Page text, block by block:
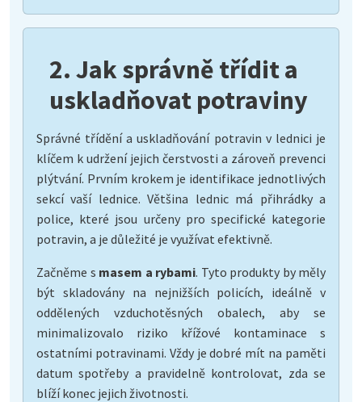
2. Jak správně třídit a
uskladňovat potraviny
Správné třídění a uskladňování potravin v lednici je
klíčem k udržení jejich čerstvosti a zároveň prevenci
plýtvání. Prvním krokem je identifikace jednotlivých
sekcí vaší lednice. Většina lednic má přihrádky a
police, které jsou určeny pro specifické kategorie
potravin, a je důležité je využívat efektivně.
Začněme s masem a rybami. Tyto produkty by měly
být skladovány na nejnižších policích, ideálně v
oddělených vzduchotěsných obalech, aby se
minimalizovalo riziko křížové kontaminace s
ostatními potravinami. Vždy je dobré mít na paměti
datum spotřeby a pravidelně kontrolovat, zda se
blíží konec jejich životnosti.